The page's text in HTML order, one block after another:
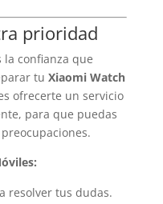
prioridad
la confianza que
tu Xiaomi Watch
ofrecerte un servicio
para que puedas
resolver tus dudas.